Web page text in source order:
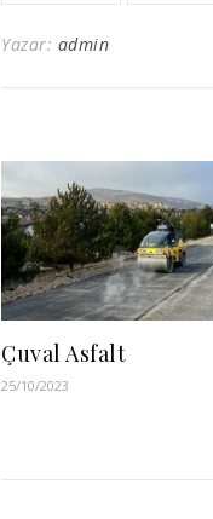
Yazar: admin
Çuval Asfalt
25/10/2023